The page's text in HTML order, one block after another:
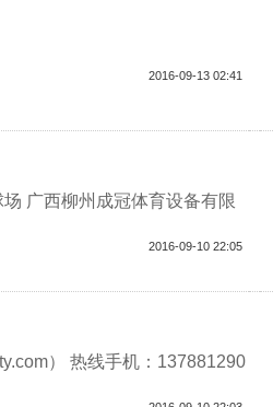
2016-09-13 02:41
广西柳州成冠体育设备有限
2016-09-10 22:05
） 热线手机：137881290